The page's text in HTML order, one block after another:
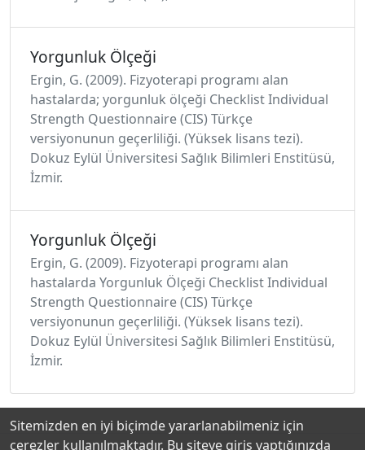
Yorgunluk Ölçeği
Ergin, G. (2009). Fizyoterapi programı alan
hastalarda; yorgunluk ölçeği Checklist Individual
Strength Questionnaire (CIS) Türkçe
versiyonunun geçerliliği. (Yüksek lisans tezi).
Dokuz Eylül Üniversitesi Sağlık Bilimleri Enstitüsü,
İzmir.
Yorgunluk Ölçeği
Ergin, G. (2009). Fizyoterapi programı alan
hastalarda Yorgunluk Ölçeği Checklist Individual
Strength Questionnaire (CIS) Türkçe
versiyonunun geçerliliği. (Yüksek lisans tezi).
Dokuz Eylül Üniversitesi Sağlık Bilimleri Enstitüsü,
İzmir.
Sitemizden en iyi biçimde yararlanabilmeniz için
çerezler kullanılmaktadır. Bu siteye giriş yaptığınızda